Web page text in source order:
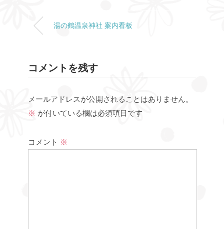
湯の鶴温泉神社 案内看板
コメントを残す
メールアドレスが公開されることはありません。
※ が付いている欄は必須項目です
コメント ※